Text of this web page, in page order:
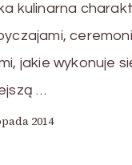
kulinarna
jakie wykonuje
…
2014